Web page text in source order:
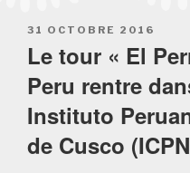
POSTED
ON
31 OCTOBRE 2016
Le tour « El
Peru rentre
Instituto
de Cusco